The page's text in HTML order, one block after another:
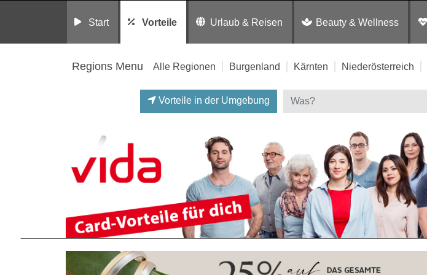
Start Vorteile Urlaub & Reisen Beauty & Wellness
Regions Menu Alle Regionen Burgenland Kärnten Niederösterreich
Vorteile in der Umgebung